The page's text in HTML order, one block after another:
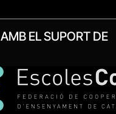
AMB EL SUPORT DE